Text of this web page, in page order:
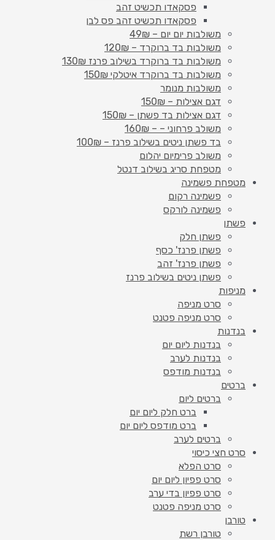
פסקאדו תכשיט זהב
פסקאדו תכשיט זהב פס לבן
משולבות יום יום – 49₪
משולבות בד ברוקרד – 120₪
משולבות בד ברוקרד בשילוב פרנז 130₪
משולבות בד ברוקרד איטלקי 150₪
משולבות מנומר
דגם אצילות – 150₪
דגם אצילות בד פשתן – 150₪
משולב פרחוני – – 160₪
בד פשתן ניטים בשילוב פרנז – 100₪
משולב פרימיום יהלום
מטפחת סריג בשילוב דנטל
מטפחת פשמינה
פשמינה רקום
פשמינה לורקס
פשתן
פשתן חלק
פשתן פרנז' כסף
פשתן פרנז' זהב
פשתן ניטים בשילוב פרנז
מניפות
סרט מניפה
סרט מניפה פטנט
בנדנות
בנדנות ליום יום
בנדנות לערב
בנדנות מודפס
ברטים
ברטים ליום
ברט חלק ליום יום
ברט מודפס ליום יום
ברטים לערב
סרט חצי כיסוי
סרט הפלא
סרט פפיון ליום יום
סרט פפיון בדי ערב
סרט מניפה פטנט
טורבן
טורבן רשת